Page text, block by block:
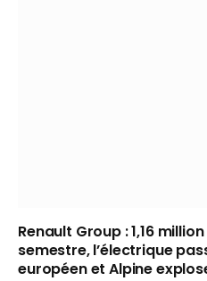
Renault Group : 1,16
semestre, l’électrique
européen et Alpine